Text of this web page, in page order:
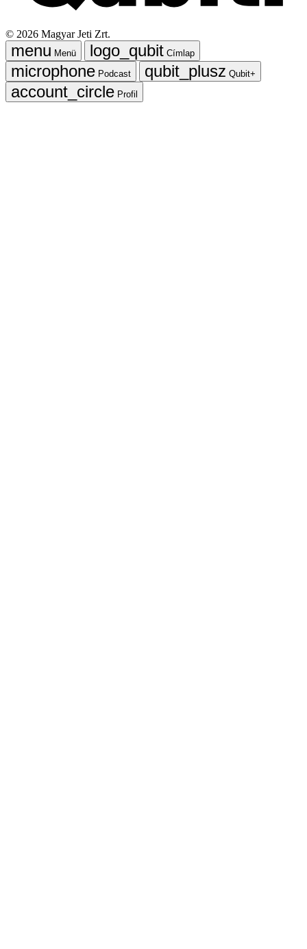
© 2026 Magyar Jeti Zrt.
Menü
Címlap
Podcast
Qubit+
Profil